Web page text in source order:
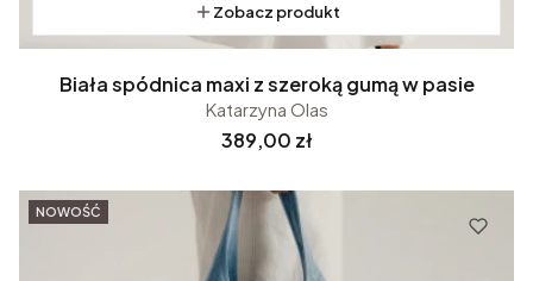
Zobacz produkt
Biała spódnica maxi z szeroką gumą w pasie
Katarzyna Olas
Cena
389,00 zł
NOWOŚĆ